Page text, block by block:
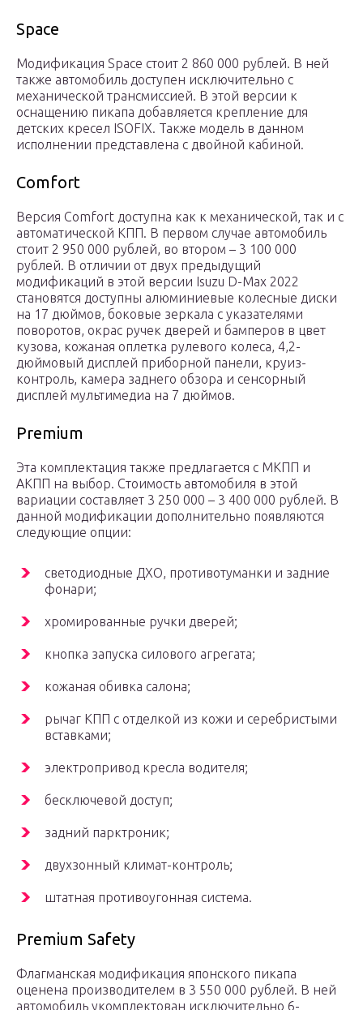
Space
Модификация Space стоит 2 860 000 рублей. В ней
также автомобиль доступен исключительно с
механической трансмиссией. В этой версии к
оснащению пикапа добавляется крепление для
детских кресел ISOFIX. Также модель в данном
исполнении представлена с двойной кабиной.
Comfort
Версия Comfort доступна как к механической, так и с
автоматической КПП. В первом случае автомобиль
стоит 2 950 000 рублей, во втором – 3 100 000
рублей. В отличии от двух предыдущий
модификаций в этой версии Isuzu D-Max 2022
становятся доступны алюминиевые колесные диски
на 17 дюймов, боковые зеркала с указателями
поворотов, окрас ручек дверей и бамперов в цвет
кузова, кожаная оплетка рулевого колеса, 4,2-
дюймовый дисплей приборной панели, круиз-
контроль, камера заднего обзора и сенсорный
дисплей мультимедиа на 7 дюймов.
Premium
Эта комплектация также предлагается с МКПП и
АКПП на выбор. Стоимость автомобиля в этой
вариации составляет 3 250 000 – 3 400 000 рублей. В
данной модификации дополнительно появляются
следующие опции:
светодиодные ДХО, противотуманки и задние
фонари;
хромированные ручки дверей;
кнопка запуска силового агрегата;
кожаная обивка салона;
рычаг КПП с отделкой из кожи и серебристыми
вставками;
электропривод кресла водителя;
бесключевой доступ;
задний парктроник;
двухзонный климат-контроль;
штатная противоугонная система.
Premium Safety
Флагманская модификация японского пикапа
оценена производителем в 3 550 000 рублей. В ней
автомобиль укомплектован исключительно 6-